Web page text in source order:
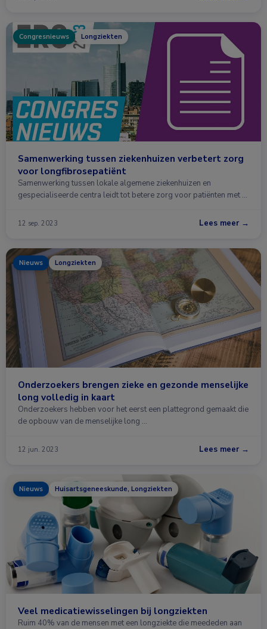
Congresnieuws Longziekten
Samenwerking tussen ziekenhuizen verbetert zorg
voor longfibrosepatiënt
Samenwerking tussen lokale algemene ziekenhuizen en
gespecialiseerde centra leidt tot betere zorg voor patiënten met …
12 sep. 2023 Lees meer →
Nieuws Longziekten
Onderzoekers brengen zieke en gezonde menselijke
long volledig in kaart
Onderzoekers hebben voor het eerst een plattegrond gemaakt die
de opbouw van de menselijke long …
12 jun. 2023 Lees meer →
Nieuws Huisartsgeneeskunde, Longziekten
Veel medicatiewisselingen bij longziekten
Ruim 40% van de mensen met een longziekte die meededen aan